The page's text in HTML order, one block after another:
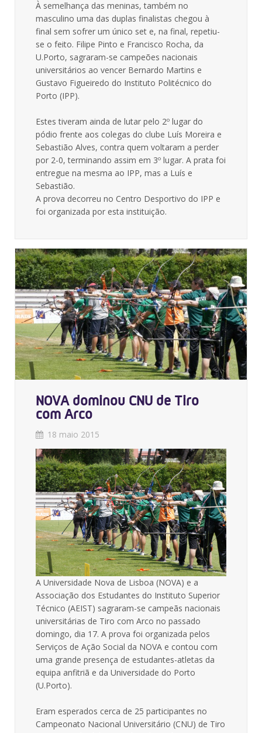
À semelhança das meninas, também no
masculino uma das duplas finalistas chegou à
final sem sofrer um único set e, na final, repetiu-
se o feito. Filipe Pinto e Francisco Rocha, da
U.Porto, sagraram-se campeões nacionais
universitários ao vencer Bernardo Martins e
Gustavo Figueiredo do Instituto Politécnico do
Porto (IPP).
Estes tiveram ainda de lutar pelo 2º lugar do
pódio frente aos colegas do clube Luís Moreira e
Sebastião Alves, contra quem voltaram a perder
por 2-0, terminando assim em 3º lugar. A prata foi
entregue na mesma ao IPP, mas a Luís e
Sebastião.
A prova decorreu no Centro Desportivo do IPP e
foi organizada por esta instituição.
NOVA dominou CNU de Tiro
com Arco
18 maio 2015
A Universidade Nova de Lisboa (NOVA) e a
Associação dos Estudantes do Instituto Superior
Técnico (AEIST) sagraram-se campeãs nacionais
universitárias de Tiro com Arco no passado
domingo, dia 17. A prova foi organizada pelos
Serviços de Ação Social da NOVA e contou com
uma grande presença de estudantes-atletas da
equipa anfitriã e da Universidade do Porto
(U.Porto).
Eram esperados cerca de 25 participantes no
Campeonato Nacional Universitário (CNU) de Tiro